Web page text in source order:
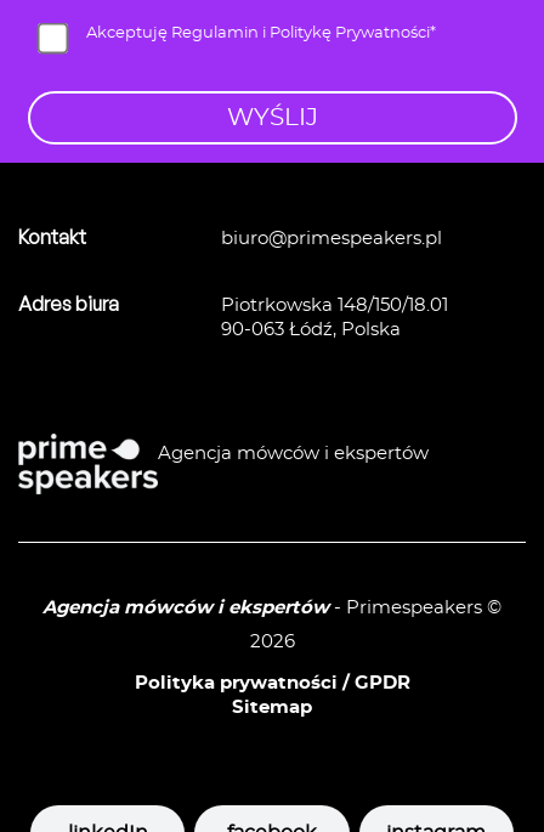
Akceptuję Regulamin i Politykę Prywatności*
Agencja mówców i ekspertów
Kontakt biuro@primespeakers.pl
Adres biura
Piotrkowska 148/150/18.01
90-063 Łódź, Polska
Agencja mówców i ekspertów- Primespeakers ©
2026
Polityka prywatności / GPDR
Sitemap